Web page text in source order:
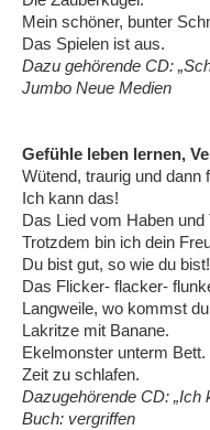
Mein schöner, bunter
Das Spielen ist aus.
Dazu gehörende CD:
Jumbo Neue Medien
Gefühle leben lernen,
Wütend, traurig und dann
Ich kann das!
Das Lied vom Haben und
Trotzdem bin ich dein
Du bist gut, so wie du bist!
Das Flicker- flacker-
Langweile, wo kommst
Lakritze mit Banane.
Ekelmonster unterm Bett.
Zeit zu schlafen.
Dazugehörende CD: „Ich
Buch: vergriffen